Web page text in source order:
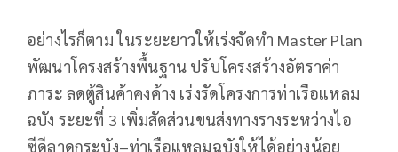
อย่างไรก็ตาม ในระยะยาวให้เร่งจัดทำ Master Plan
พัฒนาโครงสร้างพื้นฐาน ปรับโครงสร้างอัตราค่า
ภาระ ลดตู้สินค้าคงค้าง เร่งรัดโครงการท่าเรือแหลม
ฉบัง ระยะที่ 3 เพิ่มสัดส่วนขนส่งทางรางระหว่างไอ
ซีดีลาดกระบัง–ท่าเรือแหลมฉบังให้ได้อย่างน้อย